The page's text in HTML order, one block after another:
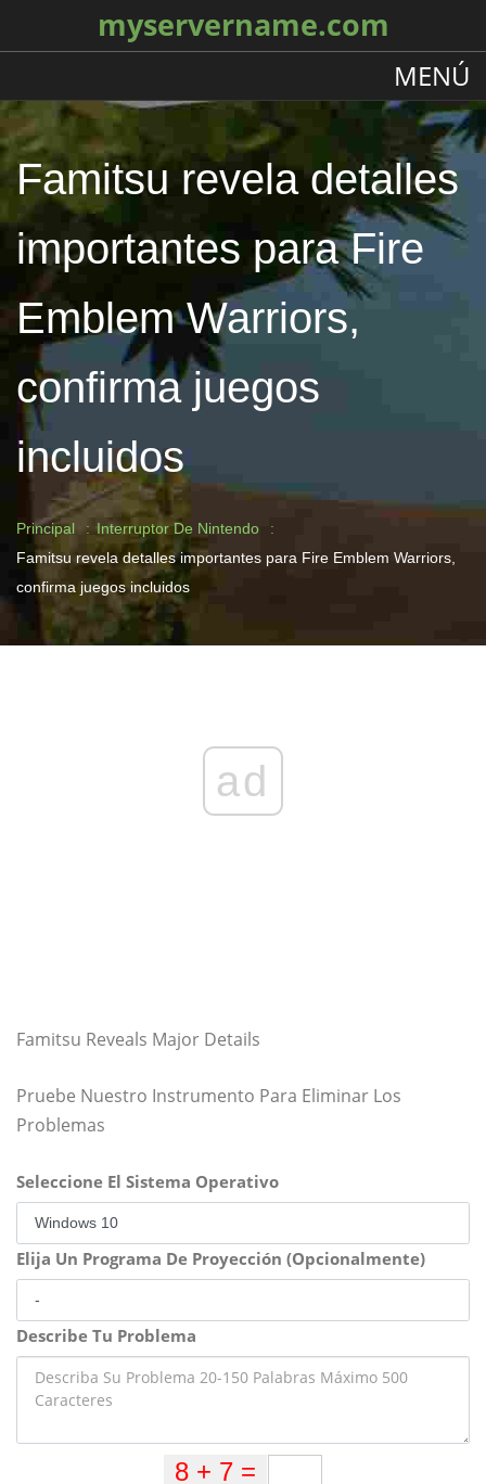
myservername.com
MENÚ
Famitsu revela detalles
importantes para Fire
Emblem Warriors,
confirma juegos
incluidos
Principal
Interruptor De Nintendo
Famitsu revela detalles importantes para Fire Emblem Warriors,
confirma juegos incluidos
ad
Famitsu Reveals Major Details
Pruebe Nuestro Instrumento Para Eliminar Los
Problemas
Seleccione El Sistema Operativo
Elija Un Programa De Proyección (Opcionalmente)
Describe Tu Problema